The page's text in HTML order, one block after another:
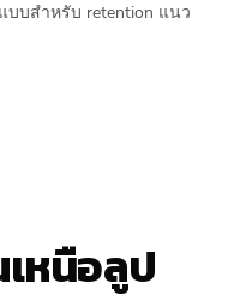
บบสำหรับ retention แนว
หนือลูป